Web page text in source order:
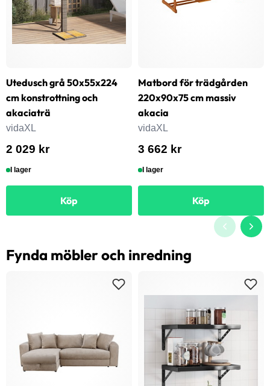
Utedusch grå 50x55x224
cm konstrottning och
akaciaträ
vidaXL
2 029 kr
I lager
Köp
Matbord för trädgården
220x90x75 cm massiv
akacia
vidaXL
3 662 kr
I lager
Köp
Fynda möbler och inredning